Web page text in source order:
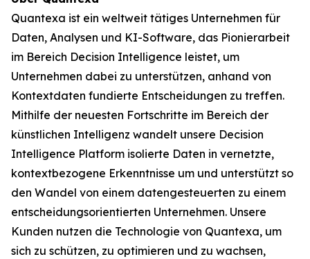
Quantexa ist ein weltweit tätiges Unternehmen für
Daten, Analysen und KI-Software, das Pionierarbeit
im Bereich Decision Intelligence leistet, um
Unternehmen dabei zu unterstützen, anhand von
Kontextdaten fundierte Entscheidungen zu treffen.
Mithilfe der neuesten Fortschritte im Bereich der
künstlichen Intelligenz wandelt unsere Decision
Intelligence Platform isolierte Daten in vernetzte,
kontextbezogene Erkenntnisse um und unterstützt so
den Wandel von einem datengesteuerten zu einem
entscheidungsorientierten Unternehmen. Unsere
Kunden nutzen die Technologie von Quantexa, um
sich zu schützen, zu optimieren und zu wachsen,